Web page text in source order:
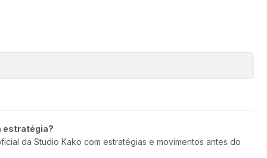
estratégia?
da Studio Kako com estratégias e movimentos antes do